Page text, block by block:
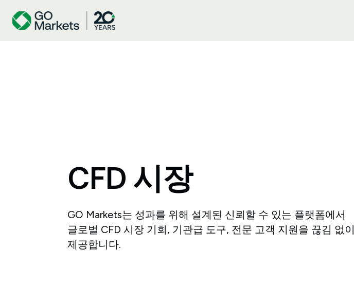
CFD시장
GO Markets는 성과를 위해 설계된 신뢰할 수 있는 플랫폼에서
글로벌 CFD 시장 기회, 기관급 도구, 전문 고객 지원을 끊김 없이
제공합니다.